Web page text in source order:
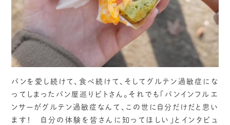
パンを愛し続けて、食べ続けて、そしてグルテン過敏症にな
ってしまったパン屋巡りビトさん。それでも「パンインフルエ
ンサーがグルテン過敏症なんて、この世に自分だけだと思い
ます！ 自分の体験を皆さんに知ってほしい」とインタビュ